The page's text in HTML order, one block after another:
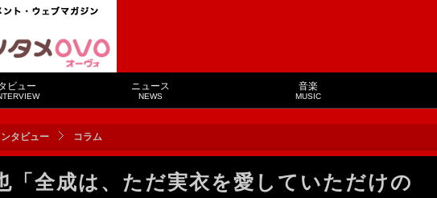
ビュー ニュース
NEWS
音楽
MUSIC
タビュー コラム
「全成は、ただ実衣を愛していただけの